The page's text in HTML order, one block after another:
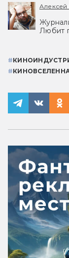
Любит
#
#